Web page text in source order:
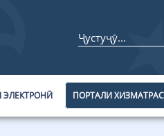
ЭЛЕКТРОНӢ ПОРТАЛИ